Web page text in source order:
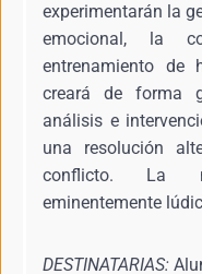
experimentarán la
emocional, la
entrenamiento de
creará de forma
análisis e
una resolución
conflicto. La
eminentemente
DESTINATARIAS: